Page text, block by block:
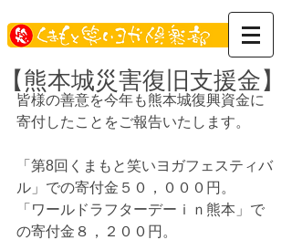
【熊本城災害復旧支援金】
皆様の善意を今年も熊本城復興資金に
寄付したことをご報告いたします。
「第8回くまもと笑いヨガフェスティバ
ル」での寄付金５０，０００円。
「ワールドラフターデーｉｎ熊本」で
の寄付金８，２００円。